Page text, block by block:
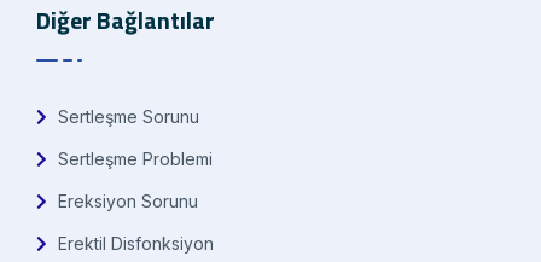
Diğer Bağlantılar
Sertleşme Sorunu
Sertleşme Problemi
Ereksiyon Sorunu
Erektil Disfonksiyon